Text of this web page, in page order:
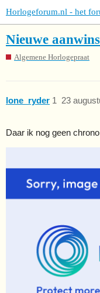
Horlogeforum.nl - het
Nieuwe
Algemene Horlogepraat
lone_ryder 23
1
Daar ik nog geen